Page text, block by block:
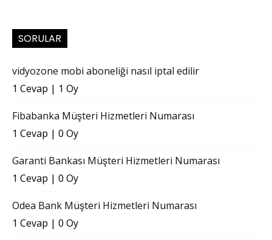
SORULAR
vidyozone mobi aboneliği nasıl iptal edilir
1 Cevap | 1 Oy
Fibabanka Müşteri Hizmetleri Numarası
1 Cevap | 0 Oy
Garanti Bankası Müşteri Hizmetleri Numarası
1 Cevap | 0 Oy
Odea Bank Müşteri Hizmetleri Numarası
1 Cevap | 0 Oy